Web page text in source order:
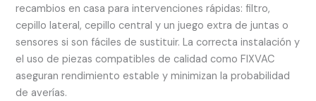
recambios en casa para intervenciones rápidas: filtro,
cepillo lateral, cepillo central y un juego extra de juntas o
sensores si son fáciles de sustituir. La correcta instalación y
el uso de piezas compatibles de calidad como FIXVAC
aseguran rendimiento estable y minimizan la probabilidad
de averías.